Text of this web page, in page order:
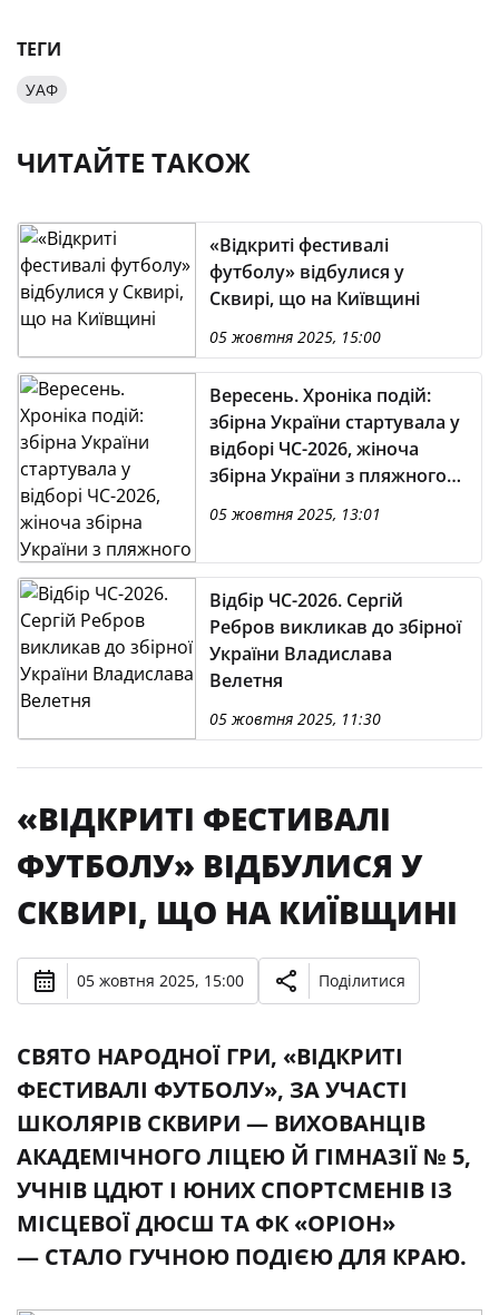
ТЕГИ
УАФ
ЧИТАЙТЕ ТАКОЖ
«Відкриті фестивалі
футболу» відбулися у
Сквирі, що на Київщині
05 жовтня 2025, 15:00
Вересень. Хроніка подій:
збірна України стартувала у
відборі ЧС-2026, жіноча
збірна України з пляжного
Суперліги-2025
05 жовтня 2025, 13:01
Відбір ЧС-2026. Сергій
Ребров викликав до збірної
України Владислава
Велетня
05 жовтня 2025, 11:30
«ВІДКРИТІ ФЕСТИВАЛІ
ФУТБОЛУ» ВІДБУЛИСЯ У
СКВИРІ, ЩО НА КИЇВЩИНІ
05 жовтня 2025, 15:00 Поділитися
СВЯТО НАРОДНОЇ ГРИ, «ВІДКРИТІ
ФЕСТИВАЛІ ФУТБОЛУ», ЗА УЧАСТІ
ШКОЛЯРІВ СКВИРИ — ВИХОВАНЦІВ
АКАДЕМІЧНОГО ЛІЦЕЮ Й ГІМНАЗІЇ № 5,
УЧНІВ ЦДЮТ І ЮНИХ СПОРТСМЕНІВ ІЗ
МІСЦЕВОЇ ДЮСШ ТА ФК «ОРІОН»
— СТАЛО ГУЧНОЮ ПОДІЄЮ ДЛЯ КРАЮ.